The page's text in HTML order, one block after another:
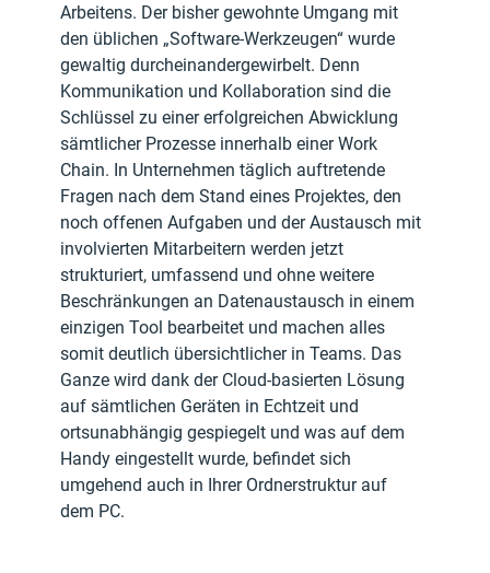
Arbeitens. Der bisher gewohnte Umgang mit
den üblichen „Software-Werkzeugen“ wurde
gewaltig durcheinandergewirbelt. Denn
Kommunikation und Kollaboration sind die
Schlüssel zu einer erfolgreichen Abwicklung
sämtlicher Prozesse innerhalb einer Work
Chain. In Unternehmen täglich auftretende
Fragen nach dem Stand eines Projektes, den
noch offenen Aufgaben und der Austausch mit
involvierten Mitarbeitern werden jetzt
strukturiert, umfassend und ohne weitere
Beschränkungen an Datenaustausch in einem
einzigen Tool bearbeitet und machen alles
somit deutlich übersichtlicher in Teams. Das
Ganze wird dank der Cloud-basierten Lösung
auf sämtlichen Geräten in Echtzeit und
ortsunabhängig gespiegelt und was auf dem
Handy eingestellt wurde, befindet sich
umgehend auch in Ihrer Ordnerstruktur auf
dem PC.